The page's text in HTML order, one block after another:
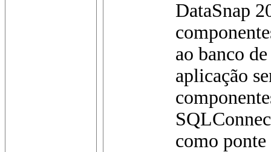
DataSnap
ao banco
aplicação
como ponte